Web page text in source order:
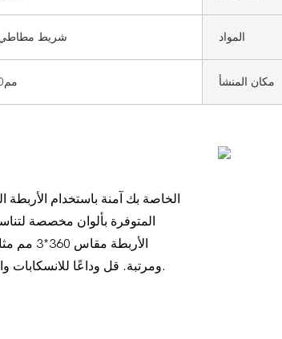
شريط المواد
مم360*3 مكان المنشأ
المتوفرة بألوان مخصصة
ومرتبة. قل وداعًا للانسكابات والروائح الفوضوية مع الأربطة المطاطية الموثوقة والعملية.